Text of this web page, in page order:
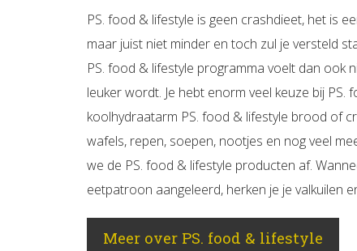
PS. food & lifestyle is geen crashdieet, het is
maar juist niet minder en toch zul je versteld
PS. food & lifestyle programma voelt dan ook
leuker wordt. Je hebt enorm veel keuze bij
koolhydraatarm PS. food & lifestyle brood of
wafels, repen, soepen, nootjes en nog veel
we de PS. food & lifestyle producten af.
eetpatroon aangeleerd, herken je je valkuilen
Meer over PS. food & lifestyle